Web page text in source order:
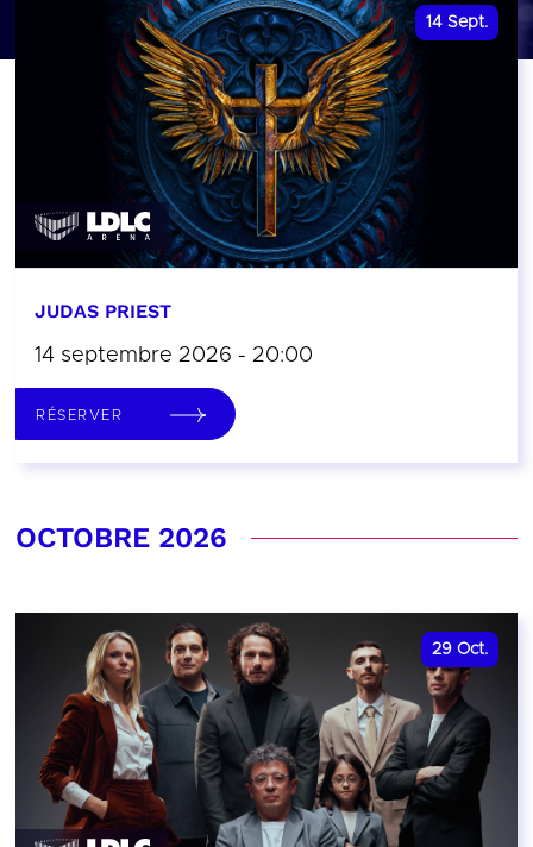
14 Sept.
JUDAS PRIEST
14 septembre 2026 - 20:00
RÉSERVER
OCTOBRE 2026
29 Oct.